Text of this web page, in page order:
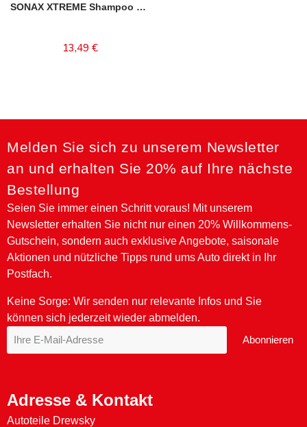
SONAX XTREME Shampoo 2 in 1
13,49 €
In den Warenkorb
Melden Sie sich zu unserem Newsletter
an und erhalten Sie 20% auf Ihre nächste
Bestellung
Seien Sie immer einen Schritt voraus! Mit unserem
Newsletter erhalten Sie nicht nur einen 20% Willkommens-
Gutschein, sondern auch exklusive Angebote, saisonale
Aktionen und nützliche Tipps rund ums Auto direkt in Ihr
Postfach.
Keine Sorge: Wir senden nur relevante Infos und Sie
können sich jederzeit wieder abmelden.
Abonnieren
Adresse & Kontakt
Autoteile Drewsky